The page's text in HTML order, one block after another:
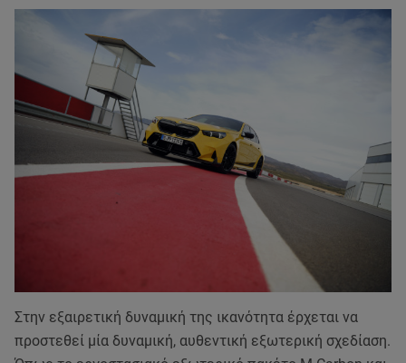
Στην εξαιρετική δυναμική της ικανότητα έρχεται να
προστεθεί μία δυναμική, αυθεντική εξωτερική σχεδίαση.